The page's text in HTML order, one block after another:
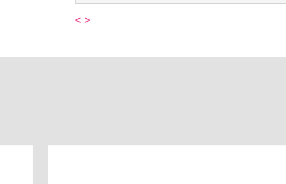
< >